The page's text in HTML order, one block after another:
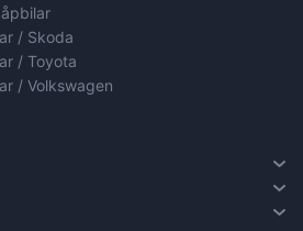
/ Skoda
/ Toyota
/ Volkswagen